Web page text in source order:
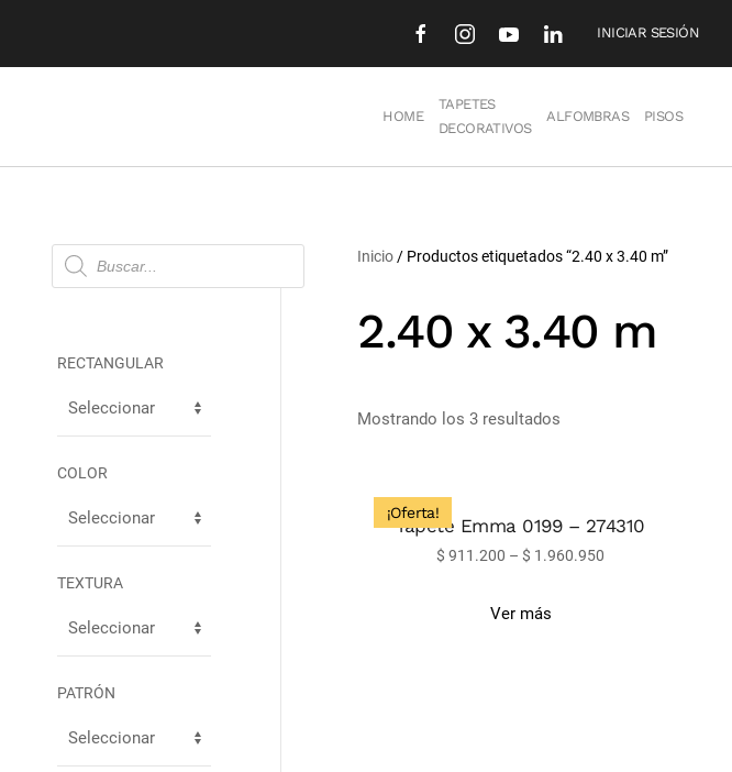
Skip to main content
INICIAR SESIÓN
HOME
TAPETES
DECORATIVOS
ALFOMBRAS PISOS
Inicio / Productos etiquetados “2.40 x 3.40 m”
2.40 x 3.40 m
Mostrando los 3 resultados
¡Oferta!
Tapete Emma 0199 – 274310
$ 911.200 –$ 1.960.950
Ver más
Búsqueda
de
productos
RECTANGULAR
COLOR
TEXTURA
PATRÓN